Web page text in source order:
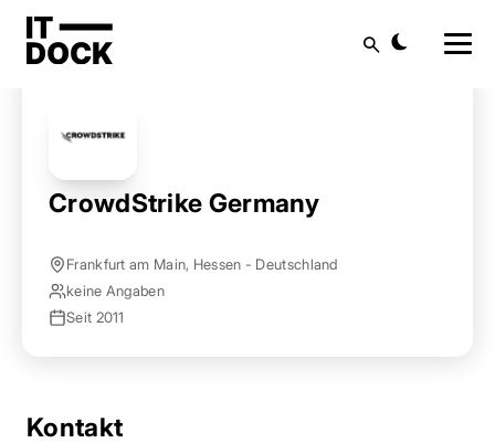
Startseite Anbieter finden
CrowdStrike Germany
Frankfurt am Main, Hessen - Deutschland
keine Angaben
Seit 2011
Kontakt